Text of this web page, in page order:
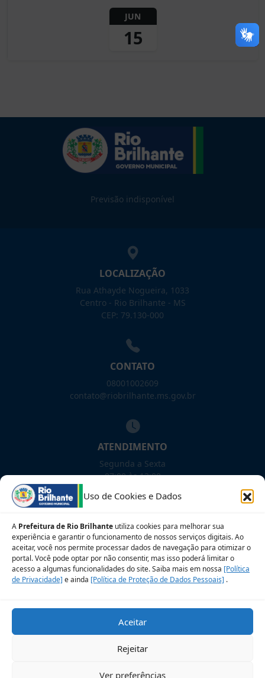
Uso de Cookies e Dados
A Prefeitura de Rio Brilhante utiliza cookies para melhorar sua
experiência e garantir o funcionamento de nossos serviços digitais. Ao
aceitar, você nos permite processar dados de navegação para otimizar o
portal. Você pode optar por não consentir, mas isso poderá limitar o
acesso a algumas funcionalidades do site. Saiba mais em nossa [Política
de Privacidade] e ainda [Política de Proteção de Dados Pessoais] .
Aceitar
Rejeitar
Ver preferências
JUN
15
Previsão indisponível
LOCALIZAÇÃO
Rua Athayde Nogueira, 1033
Centro - Rio Brilhante - MS
CEP: 79.130-000
CONTATO
08001002609
contato@riobrilhante.ms.gov.br
ATENDIMENTO
Segunda a Sexta
07:00 às 13:00
NOSSAS REDES!
Siga para novidades
Sobre a LGPD
Perguntas frequentes
Avalie nosso site